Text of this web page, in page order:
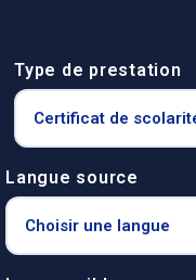
Type de prestation
Langue source